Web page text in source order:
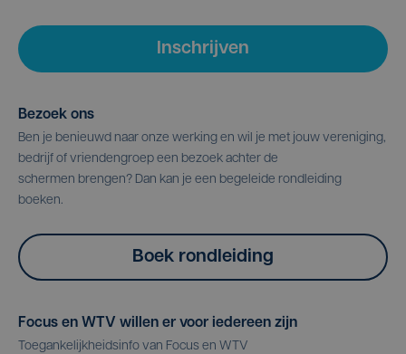
Inschrijven
Bezoek ons
Ben je benieuwd naar onze werking en wil je met jouw vereniging,
bedrijf of vriendengroep een bezoek achter de
schermen brengen? Dan kan je een begeleide rondleiding
boeken.
Boek rondleiding
Focus en WTV willen er voor iedereen zijn
Toegankelijkheidsinfo van Focus en WTV